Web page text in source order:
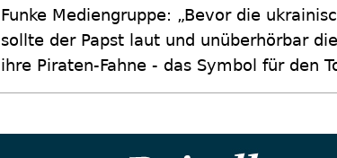
Funke Mediengruppe: „Bevor die
sollte der Papst laut und unüberhörbar
ihre Piraten-Fahne - das Symbol für den